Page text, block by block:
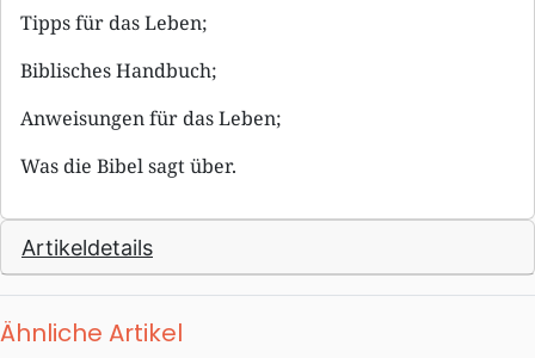
Tipps für das Leben;
Biblisches Handbuch;
Anweisungen für das Leben;
Was die Bibel sagt über.
Artikeldetails
Ähnliche Artikel